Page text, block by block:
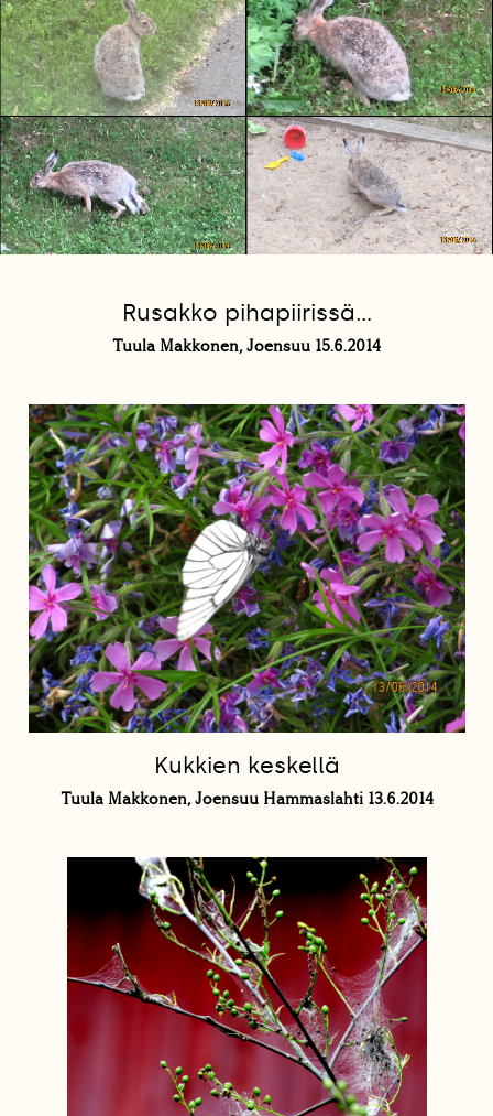
Rusakko pihapiirissä...
Tuula Makkonen, Joensuu 15.6.2014
Kukkien keskellä
Tuula Makkonen, Joensuu Hammaslahti 13.6.2014